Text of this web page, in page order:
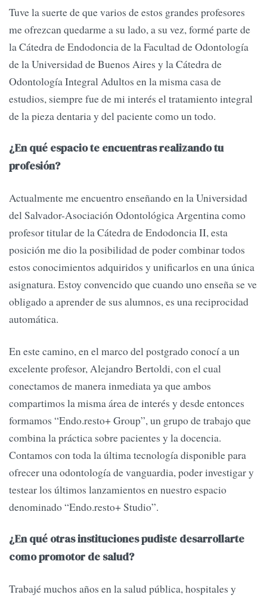
Tuve la suerte de que varios de estos grandes profesores
me ofrezcan quedarme a su lado, a su vez, formé parte de
la Cátedra de Endodoncia de la Facultad de Odontología
de la Universidad de Buenos Aires y la Cátedra de
Odontología Integral Adultos en la misma casa de
estudios, siempre fue de mi interés el tratamiento integral
de la pieza dentaria y del paciente como un todo.
¿En qué espacio te encuentras realizando tu
profesión?
Actualmente me encuentro enseñando en la Universidad
del Salvador-Asociación Odontológica Argentina como
profesor titular de la Cátedra de Endodoncia II, esta
posición me dio la posibilidad de poder combinar todos
estos conocimientos adquiridos y unificarlos en una única
asignatura. Estoy convencido que cuando uno enseña se ve
obligado a aprender de sus alumnos, es una reciprocidad
automática.
En este camino, en el marco del postgrado conocí a un
excelente profesor, Alejandro Bertoldi, con el cual
conectamos de manera inmediata ya que ambos
compartimos la misma área de interés y desde entonces
formamos “Endo.resto+ Group”, un grupo de trabajo que
combina la práctica sobre pacientes y la docencia.
Contamos con toda la última tecnología disponible para
ofrecer una odontología de vanguardia, poder investigar y
testear los últimos lanzamientos en nuestro espacio
denominado “Endo.resto+ Studio”.
¿En qué otras instituciones pudiste desarrollarte
como promotor de salud?
Trabajé muchos años en la salud pública, hospitales y